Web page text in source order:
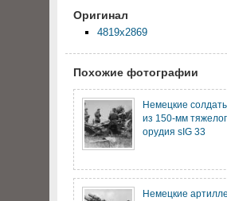
Оригинал
4819x2869
Похожие фотографии
Немецкие
из 150-мм
орудия sIG 33
Немецкие